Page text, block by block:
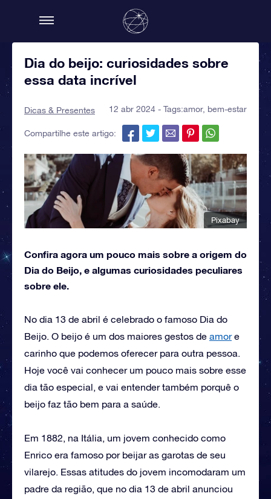
Dia do beijo: curiosidades sobre
essa data incrível
Dicas & Presentes 12 abr 2024 - Tags:amor, bem-estar
Compartilhe este artigo:
Pixabay
Confira agora um pouco mais sobre a origem do
Dia do Beijo, e algumas curiosidades peculiares
sobre ele.
No dia 13 de abril é celebrado o famoso Dia do
Beijo. O beijo é um dos maiores gestos de amore
carinho que podemos oferecer para outra pessoa.
Hoje você vai conhecer um pouco mais sobre esse
dia tão especial, e vai entender também porquê o
beijo faz tão bem para a saúde.
Em 1882, na Itália, um jovem conhecido como
Enrico era famoso por beijar as garotas de seu
vilarejo. Essas atitudes do jovem incomodaram um
padre da região, que no dia 13 de abril anunciou